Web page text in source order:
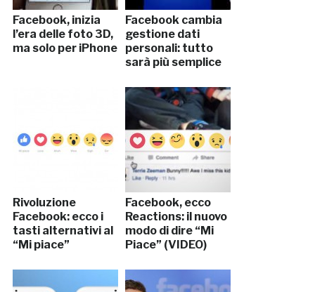
Facebook, inizia
l’era delle foto 3D,
ma solo per iPhone
Facebook cambia
gestione dati
personali: tutto
sarà più semplice
Rivoluzione
Facebook: ecco i
tasti alternativi al
“Mi piace”
Facebook, ecco
Reactions: il nuovo
modo di dire “Mi
Piace” (VIDEO)